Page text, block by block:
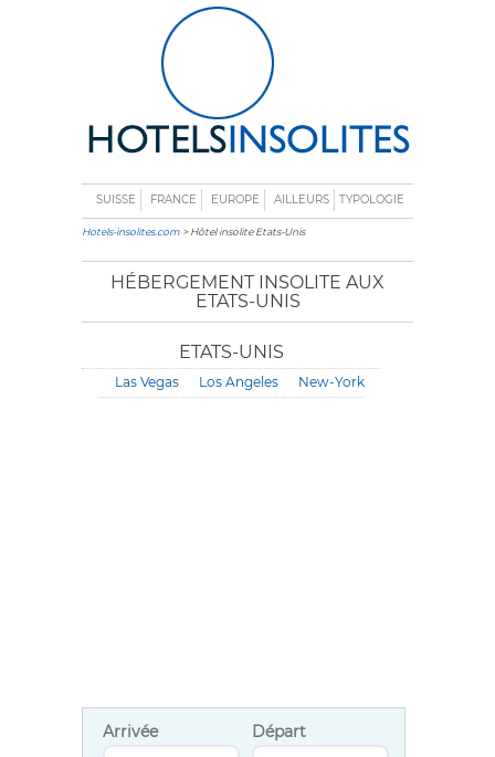
SUISSE FRANCE EUROPE AILLEURS TYPOLOGIE
Hotels-insolites.com > Hôtel insolite Etats-Unis
HÉBERGEMENT INSOLITE AUX
ETATS-UNIS
ETATS-UNIS
Las Vegas Los Angeles New-York
Arrivée Départ